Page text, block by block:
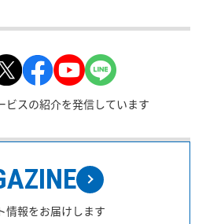
ビスの紹介を発信しています
情報をお届けします